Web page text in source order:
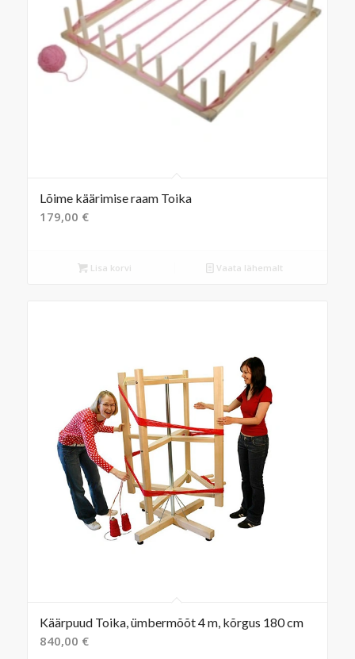
Lõime käärimise raam Toika
179,00 €
Lisa korvi Vaata lähemalt
Käärpuud Toika, ümbermõõt 4 m, kõrgus 180 cm
840,00 €